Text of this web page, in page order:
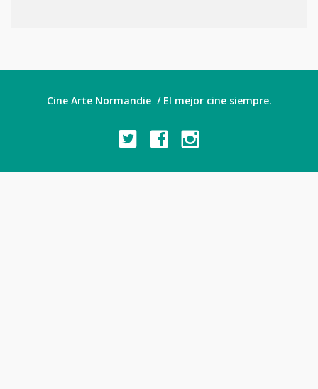
Cine Arte Normandie / El mejor cine siempre.